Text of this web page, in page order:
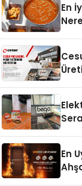
En
En